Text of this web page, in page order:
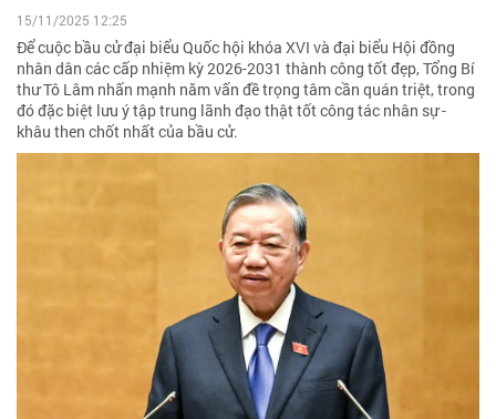
15/11/2025 12:25
Để cuộc bầu cử đại biểu Quốc hội khóa XVI và đại biểu Hội đồng
nhân dân các cấp nhiệm kỳ 2026-2031 thành công tốt đẹp, Tổng Bí
thư Tô Lâm nhấn mạnh năm vấn đề trọng tâm cần quán triệt, trong
đó đặc biệt lưu ý tập trung lãnh đạo thật tốt công tác nhân sự -
khâu then chốt nhất của bầu cử.